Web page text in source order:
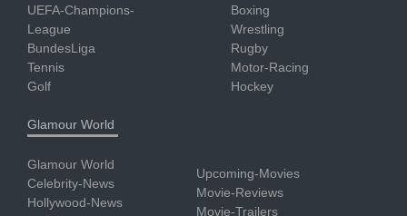
UEFA-Champions-
League
BundesLiga
Tennis
Golf
Boxing
Wrestling
Rugby
Motor-Racing
Hockey
Glamour World
Glamour World
Celebrity-News
Hollywood-News
Upcoming-Movies
Movie-Reviews
Movie-Trailers